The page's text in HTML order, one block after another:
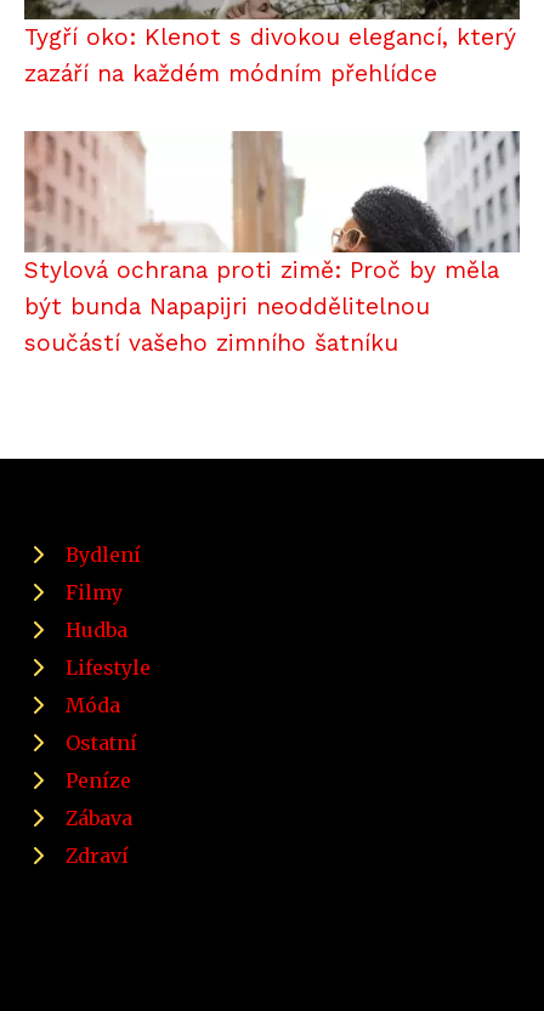
Tygří oko: Klenot s divokou elegancí, který
zazáří na každém módním přehlídce
Stylová ochrana proti zimě: Proč by měla
být bunda Napapijri neoddělitelnou
součástí vašeho zimního šatníku
Bydlení
Filmy
Hudba
Lifestyle
Móda
Ostatní
Peníze
Zábava
Zdraví